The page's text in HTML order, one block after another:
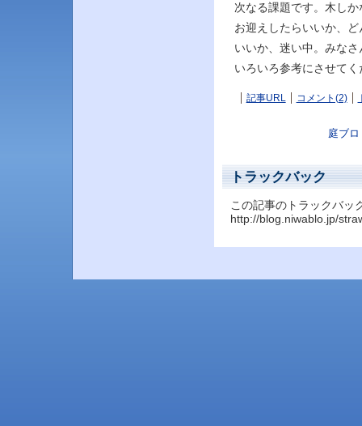
次なる課題です。木し
お迎えしたらいいか、
いいか、迷い中。みな
いろいろ参考にさせて
記事URL コメント(2)
庭ブ
トラックバック
この記事のトラックバッ
http://blog.niwablo.jp/